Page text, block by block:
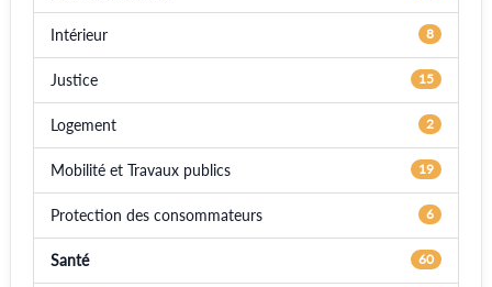
Intérieur 8
Justice 15
Logement 2
Mobilité et Travaux publics 19
Protection des consommateurs 6
Santé 60